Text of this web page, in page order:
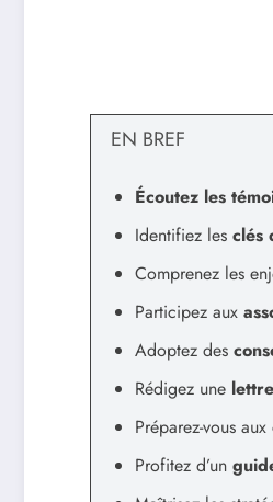
EN BREF
Écoutez les
Identifiez les clés
Comprenez les
Participez aux
Adoptez des
Rédigez une
Préparez-vous aux
Profitez d’un